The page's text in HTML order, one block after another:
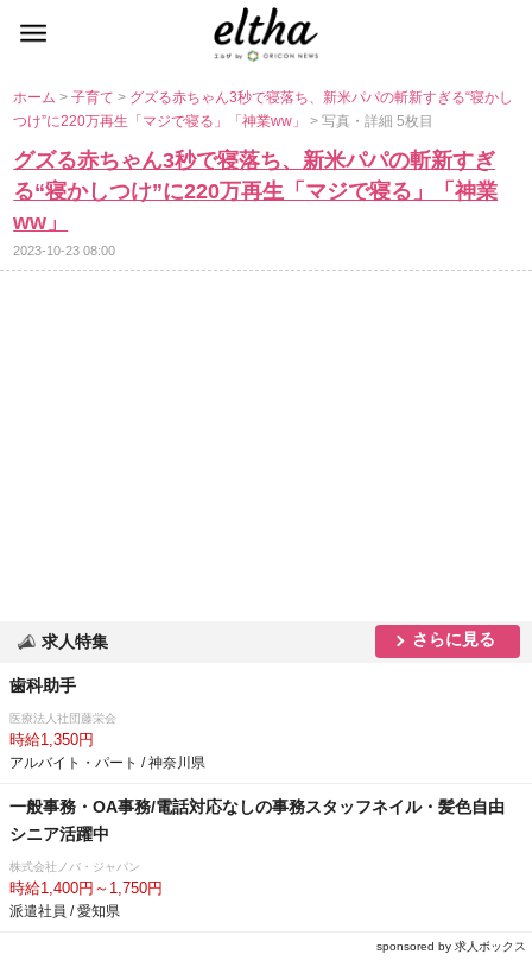
ホーム>子育て> グズる赤ちゃん3秒で寝落ち、新米パパの斬新すぎる“寝かし
つけ”に220万再生「マジで寝る」「神業ww」> 写真・詳細 5枚目
グズる赤ちゃん3秒で寝落ち、新米パパの斬新すぎ
る“寝かしつけ”に220万再生「マジで寝る」「神業
ww」
2023-10-23 08:00
求人特集 さらに見る
歯科助手
医療法人社団藤栄会
時給1,350円
アルバイト・パート / 神奈川県
一般事務・OA事務/電話対応なしの事務スタッフネイル・髪色自由
シニア活躍中
株式会社ノバ・ジャパン
時給1,400円～1,750円
派遣社員 / 愛知県
sponsored by 求人ボックス